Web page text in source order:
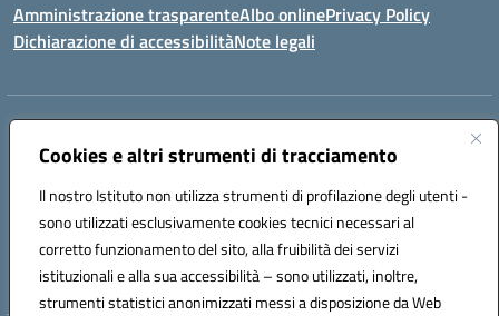
Cookies e altri strumenti di tracciamento
Il nostro Istituto non utilizza strumenti di profilazione degli utenti -
sono utilizzati esclusivamente cookies tecnici necessari al
corretto funzionamento del sito, alla fruibilità dei servizi
istituzionali e alla sua accessibilità – sono utilizzati, inoltre,
strumenti statistici anonimizzati messi a disposizione da Web
Amministrazione trasparenteAlbo onlinePrivacy Policy
Dichiarazione di accessibilitàNote legali
Indirizzo:
Centralino:0923993485 Email:tpic84500v@istruzione.it
Codice fiscale: 91039050819
Codice meccanografico:
tpic84500v
Codice unico di fatturazione (CUF): JZDXRK